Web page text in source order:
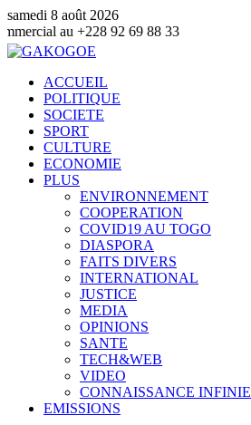
samedi 8 août 2026
92 69 88 33
ACCUEIL
POLITIQUE
SOCIETE
SPORT
CULTURE
ECONOMIE
PLUS
ENVIRONNEMENT
COOPERATION
COVID19 AU TOGO
DIASPORA
FAITS DIVERS
INTERNATIONAL
JUSTICE
MEDIA
OPINIONS
SANTE
TECH&WEB
VIDEO
CONNAISSANCE INFINIE
EMISSIONS